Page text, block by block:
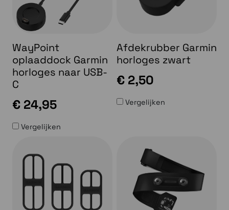
WayPoint
oplaaddock Garmin
horloges naar USB-
C
€ 24,95
Vergelijken
Afdekrubber Garmin
horloges zwart
€ 2,50
Vergelijken